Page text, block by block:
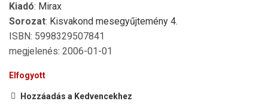
Kiadó: Mirax
Sorozat: Kisvakond mesegyűjtemény 4.
ISBN: 5998329507841
megjelenés: 2006-01-01
Elfogyott
Hozzáadás a Kedvencekhez